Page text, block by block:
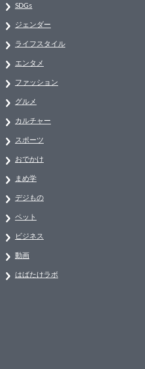
SDGs
ジェンダー
ライフスタイル
エンタメ
ファッション
グルメ
カルチャー
スポーツ
おでかけ
まめ学
デジもの
ペット
ビジネス
動画
はばたけラボ